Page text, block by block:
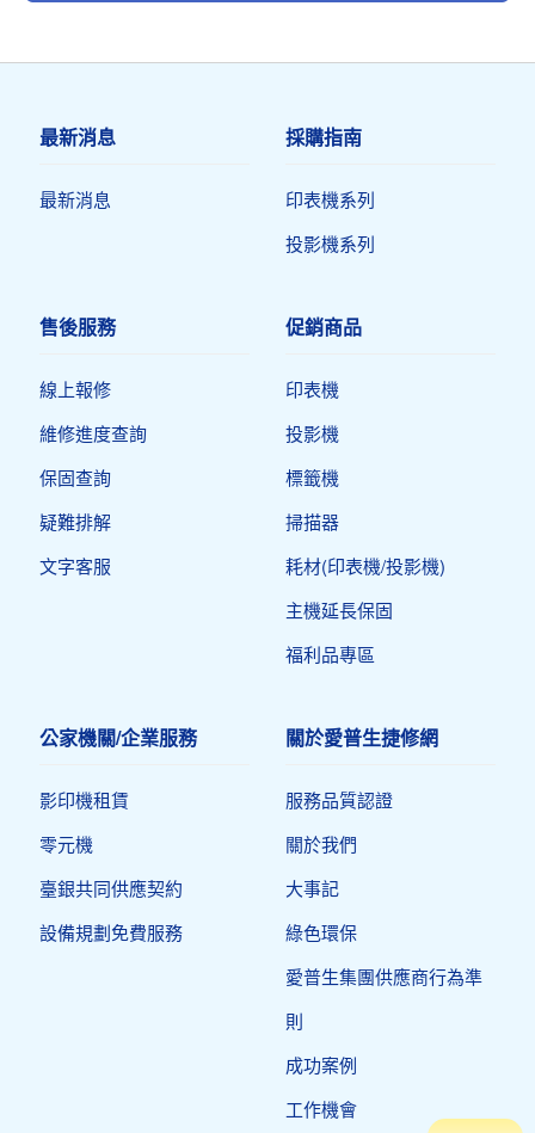
最新消息
最新消息
採購指南
印表機系列
投影機系列
售後服務
線上報修
維修進度查詢
保固查詢
疑難排解
文字客服
促銷商品
印表機​
投影機
標籤機
掃描器
耗材(印表機/投影機)
主機延長保固
福利品專區
公家機關/企業服務
影印機租賃
零元機
臺銀共同供應契約
設備規劃免費服務
關於愛普生捷修網
服務品質認證
關於我們
大事記
綠色環保
愛普生集團供應商行為準
則
成功案例
工作機會